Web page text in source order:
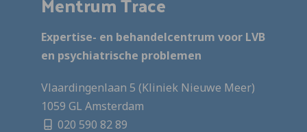
Expertise- en behandelcentrum voor LVB
en psychiatrische problemen
Vlaardingenlaan 5 (Kliniek Nieuwe Meer)
1059 GL Amsterdam
020 590 82 89